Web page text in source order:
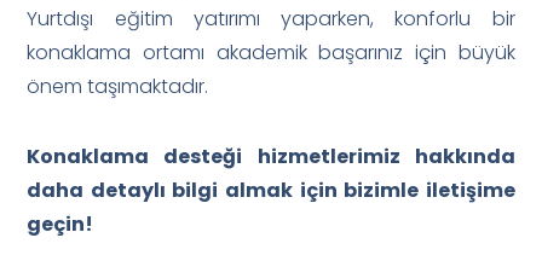
Yurtdışı eğitim yatırımı yaparken, konforlu bir
konaklama ortamı akademik başarınız için büyük
önem taşımaktadır.
Konaklama desteği hizmetlerimiz hakkında
daha detaylı bilgi almak için bizimle iletişime
geçin!